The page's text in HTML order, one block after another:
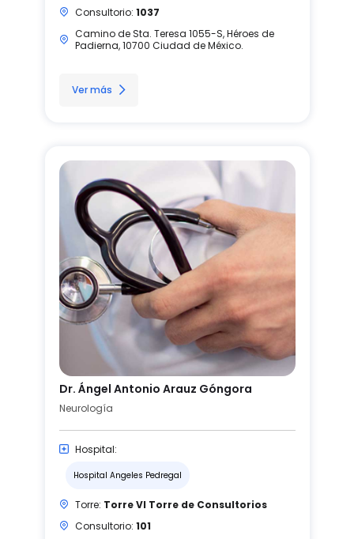
Consultorio: 1037
Camino de Sta. Teresa 1055-S, Héroes de
Padierna, 10700 Ciudad de México.
Ver más
Dr. Ángel Antonio Arauz Góngora
Neurología
Hospital:
Hospital Angeles Pedregal
Torre: Torre VI Torre de Consultorios
Consultorio: 101